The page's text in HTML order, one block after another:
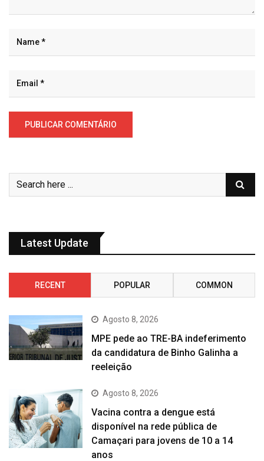
Latest Update
RECENT POPULAR COMMON
Agosto 8, 2026
MPE pede ao TRE-BA indeferimento
da candidatura de Binho Galinha a
reeleição
Agosto 8, 2026
Vacina contra a dengue está
disponível na rede pública de
Camaçari para jovens de 10 a 14
anos